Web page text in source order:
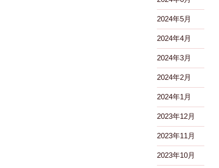
2024年5月
2024年4月
2024年3月
2024年2月
2024年1月
2023年12月
2023年11月
2023年10月